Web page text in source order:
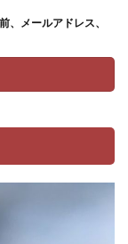
、メールアドレス、